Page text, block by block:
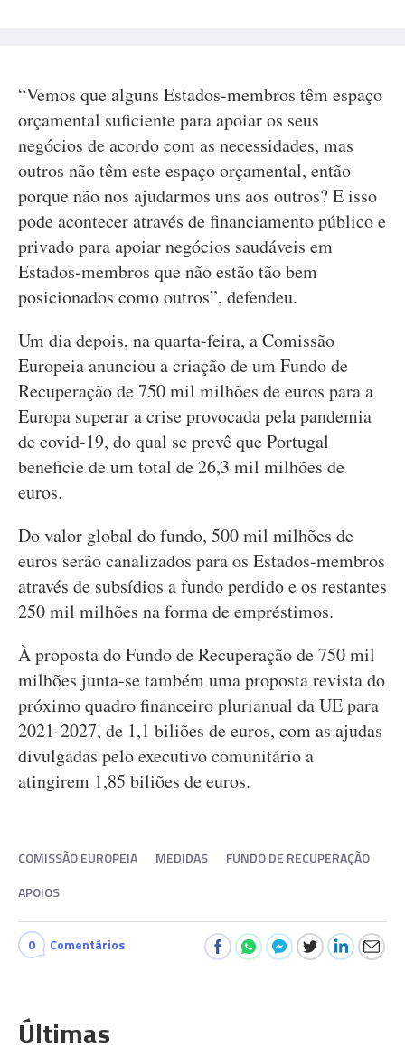
“Vemos que alguns Estados-membros têm espaço
orçamental suficiente para apoiar os seus
negócios de acordo com as necessidades, mas
outros não têm este espaço orçamental, então
porque não nos ajudarmos uns aos outros? E isso
pode acontecer através de financiamento público e
privado para apoiar negócios saudáveis em
Estados-membros que não estão tão bem
posicionados como outros”, defendeu.
Um dia depois, na quarta-feira, a Comissão
Europeia anunciou a criação de um Fundo de
Recuperação de 750 mil milhões de euros para a
Europa superar a crise provocada pela pandemia
de covid-19, do qual se prevê que Portugal
beneficie de um total de 26,3 mil milhões de
euros.
Do valor global do fundo, 500 mil milhões de
euros serão canalizados para os Estados-membros
através de subsídios a fundo perdido e os restantes
250 mil milhões na forma de empréstimos.
À proposta do Fundo de Recuperação de 750 mil
milhões junta-se também uma proposta revista do
próximo quadro financeiro plurianual da UE para
2021-2027, de 1,1 biliões de euros, com as ajudas
divulgadas pelo executivo comunitário a
atingirem 1,85 biliões de euros.
COMISSÃO EUROPEIA MEDIDAS
FUNDO DE RECUPERAÇÃO
APOIOS
0 Comentários
Últimas